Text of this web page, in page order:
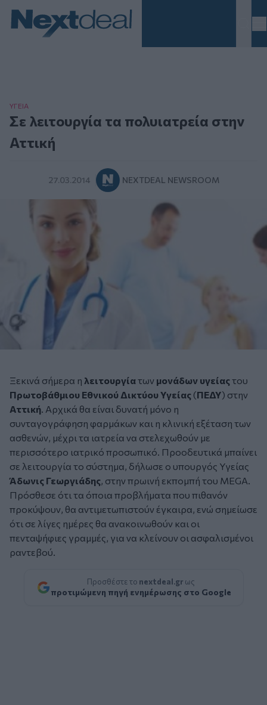
ΥΓΕΙΑ
Σε λειτουργία τα πολυιατρεία στην
Αττική
27.03.2014 NEXTDEAL NEWSROOM
Ξεκινά σήμερα η λειτουργίατων μονάδων υγείαςτου
Πρωτοβάθμιου Εθνικού Δικτύου Υγείας (ΠΕΔΥ) στην
Αττική. Αρχικά θα είναι δυνατή μόνο η
συνταγογράφηση φαρμάκων και η κλινική εξέταση των
ασθενών, μέχρι τα ιατρεία να στελεχωθούν με
περισσότερο ιατρικό προσωπικό. Προοδευτικά μπαίνει
σε λειτουργία το σύστημα, δήλωσε ο υπουργός Υγείας
Άδωνις Γεωργιάδης, στην πρωινή εκπομπή του MEGA.
Πρόσθεσε ότι τα όποια προβλήματα που πιθανόν
προκύψουν, θα αντιμετωπιστούν έγκαιρα, ενώ σημείωσε
ότι σε λίγες ημέρες θα ανακοινωθούν και οι
πενταψήφιες γραμμές, για να κλείνουν οι ασφαλισμένοι
ραντεβού.
Προσθέστε το nextdeal.gr ως
προτιμώμενη πηγή ενημέρωσης στο Google